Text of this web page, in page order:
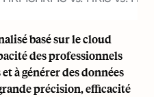
basé sur le cloud
des professionnels
à générer des données
précision, efficacité